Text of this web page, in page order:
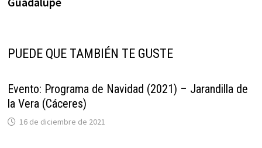
PUEDE QUE TAMBIÉN TE GUSTE
Evento: Programa de Navidad (2021) – Jarandilla de
la Vera (Cáceres)
16 de diciembre de 2021